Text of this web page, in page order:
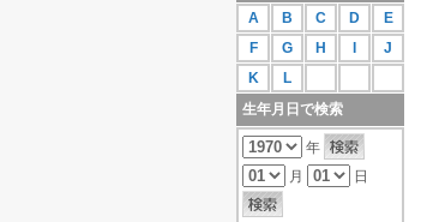
A
B C D
E
F
G H
J
K
L
生年月日で検索
年
月
日